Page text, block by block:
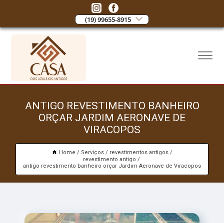
(19) 99655-8915
ANTIGO REVESTIMENTO BANHEIRO
ORÇAR JARDIM AERONAVE DE
VIRACOPOS
Home Serviços
revestimentos antigos
revestimento antigo
antigo revestimento banheiro orçar Jardim Aeronave de Viracopos